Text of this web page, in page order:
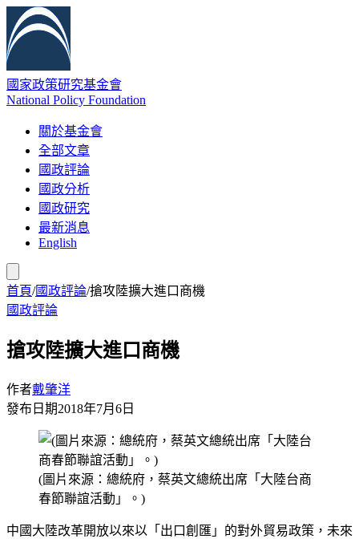
國家政策研究基金會
National Policy Foundation
關於基金會
全部文章
國政評論
國政分析
國政研究
最新消息
English
首頁/國政評論/搶攻陸擴大進口商機
國政評論
搶攻陸擴大進口商機
作者戴肇洋
發布日期2018年7月6日
(圖片來源：總統府，蔡英文總統出席「大陸台商
春節聯誼活動」。)
中國大陸改革開放以來以「出口創匯」的對外貿易政策，未來